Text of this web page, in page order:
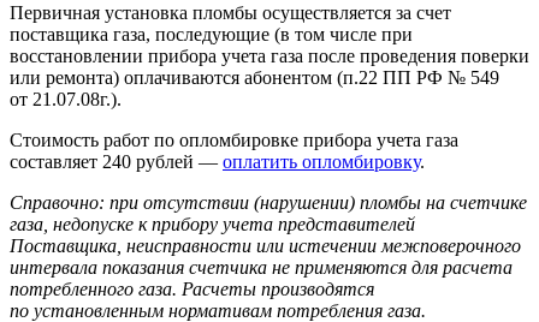
Первичная установка пломбы осуществляется за счет
поставщика газа, последующие (в том числе при
восстановлении прибора учета газа после проведения поверки
или ремонта) оплачиваются абонентом (п.22 ПП РФ № 549
от 21.07.08г.).
Стоимость работ по опломбировке прибора учета газа
составляет 240 рублей — оплатить опломбировку.
Справочно: при отсутствии (нарушении) пломбы на счетчике
газа, недопуске к прибору учета представителей
Поставщика, неисправности или истечении межповерочного
интервала показания счетчика не применяются для расчета
потребленного газа. Расчеты производятся
по установленным нормативам потребления газа.